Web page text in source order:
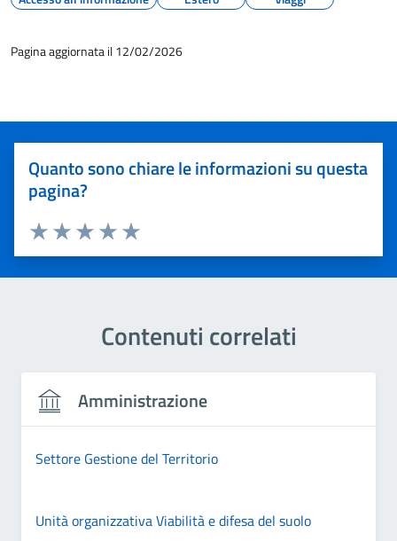
Pagina aggiornata il 12/02/2026
Quanto sono chiare le informazioni su questa
pagina?
Valuta 5 stelle su 5
Valuta 4 stelle su 5
Valuta 3 stelle su 5
Valuta 2 stelle su 5
Valuta 1 stelle su 5
Contenuti correlati
Amministrazione
Settore Gestione del Territorio
Unità organizzativa Viabilità e difesa del suolo